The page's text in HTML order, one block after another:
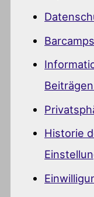
Barcamps
Historie